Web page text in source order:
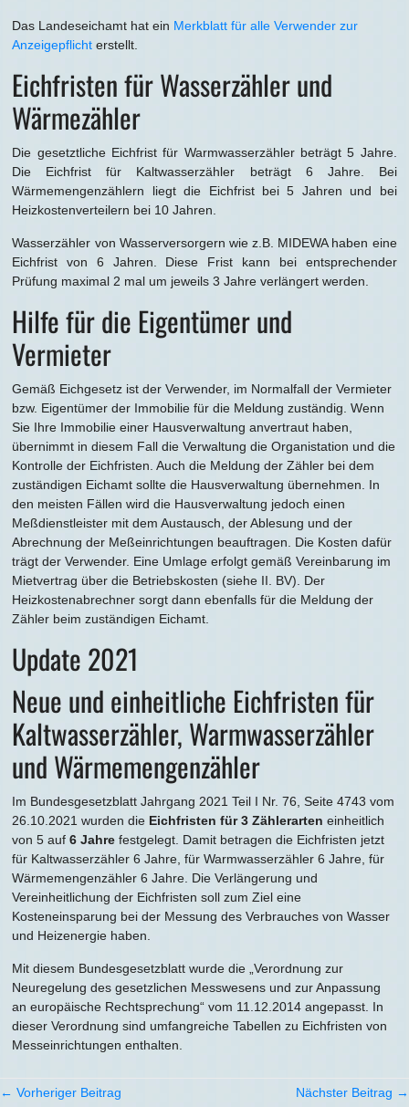
Das Landeseichamt hat ein Merkblatt für alle Verwender zur
Anzeigepflicht erstellt.
Eichfristen für Wasserzähler und
Wärmezähler
Die gesetztliche Eichfrist für Warmwasserzähler beträgt 5 Jahre.
Die Eichfrist für Kaltwasserzähler beträgt 6 Jahre. Bei
Wärmemengenzählern liegt die Eichfrist bei 5 Jahren und bei
Heizkostenverteilern bei 10 Jahren.
Wasserzähler von Wasserversorgern wie z.B. MIDEWA haben eine
Eichfrist von 6 Jahren. Diese Frist kann bei entsprechender
Prüfung maximal 2 mal um jeweils 3 Jahre verlängert werden.
Hilfe für die Eigentümer und
Vermieter
Gemäß Eichgesetz ist der Verwender, im Normalfall der Vermieter
bzw. Eigentümer der Immobilie für die Meldung zuständig. Wenn
Sie Ihre Immobilie einer Hausverwaltung anvertraut haben,
übernimmt in diesem Fall die Verwaltung die Organistation und die
Kontrolle der Eichfristen. Auch die Meldung der Zähler bei dem
zuständigen Eichamt sollte die Hausverwaltung übernehmen. In
den meisten Fällen wird die Hausverwaltung jedoch einen
Meßdienstleister mit dem Austausch, der Ablesung und der
Abrechnung der Meßeinrichtungen beauftragen. Die Kosten dafür
trägt der Verwender. Eine Umlage erfolgt gemäß Vereinbarung im
Mietvertrag über die Betriebskosten (siehe II. BV). Der
Heizkostenabrechner sorgt dann ebenfalls für die Meldung der
Zähler beim zuständigen Eichamt.
Update 2021
Neue und einheitliche Eichfristen für
Kaltwasserzähler, Warmwasserzähler
und Wärmemengenzähler
Im Bundesgesetzblatt Jahrgang 2021 Teil I Nr. 76, Seite 4743 vom
26.10.2021 wurden die Eichfristen für 3 Zählerarten einheitlich
von 5 auf6 Jahre festgelegt. Damit betragen die Eichfristen jetzt
für Kaltwasserzähler 6 Jahre, für Warmwasserzähler 6 Jahre, für
Wärmemengenzähler 6 Jahre. Die Verlängerung und
Vereinheitlichung der Eichfristen soll zum Ziel eine
Kosteneinsparung bei der Messung des Verbrauches von Wasser
und Heizenergie haben.
Mit diesem Bundesgesetzblatt wurde die „Verordnung zur
Neuregelung des gesetzlichen Messwesens und zur Anpassung
an europäische Rechtsprechung“ vom 11.12.2014 angepasst. In
dieser Verordnung sind umfangreiche Tabellen zu Eichfristen von
Messeinrichtungen enthalten.
← Vorheriger Beitrag Nächster Beitrag →